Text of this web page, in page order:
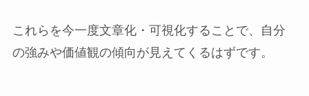
これらを今一度文章化・可視化することで、自分
の強みや価値観の傾向が見えてくるはずです。